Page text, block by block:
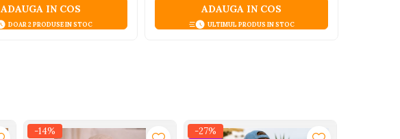
ADAUGA IN COS
DOAR 2 PRODUSE IN STOC
ADAUGA IN COS
ULTIMUL PRODUS IN STOC
-14%
-27%